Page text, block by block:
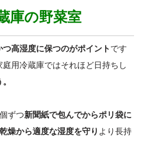
庫の野菜室
つ高湿度に保つのがポイントです
用冷蔵庫ではそれほど日持ちし
ずつ新聞紙で包んでからポリ袋に
燥から適度な湿度を守り より長持